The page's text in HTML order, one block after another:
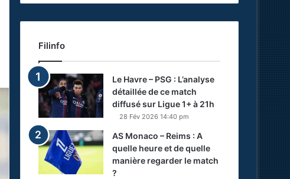
Filinfo
Le Havre – PSG : L’analyse
détaillée de ce match
diffusé sur Ligue 1+ à 21h
28 Fév 2026 14:40 pm
AS Monaco – Reims : A
quelle heure et de quelle
manière regarder le match
?